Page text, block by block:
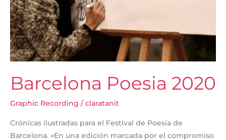
Barcelona Poesia 2020
Graphic Recording / claratanit
Crónicas ilustradas para el Festival de Poesia de
Barcelona. «En una edición marcada por el compromiso